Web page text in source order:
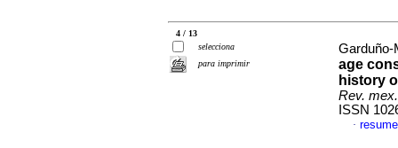
4 / 13
selecciona
para imprimir
Garduño-
age
history
Rev.
ISSN
·